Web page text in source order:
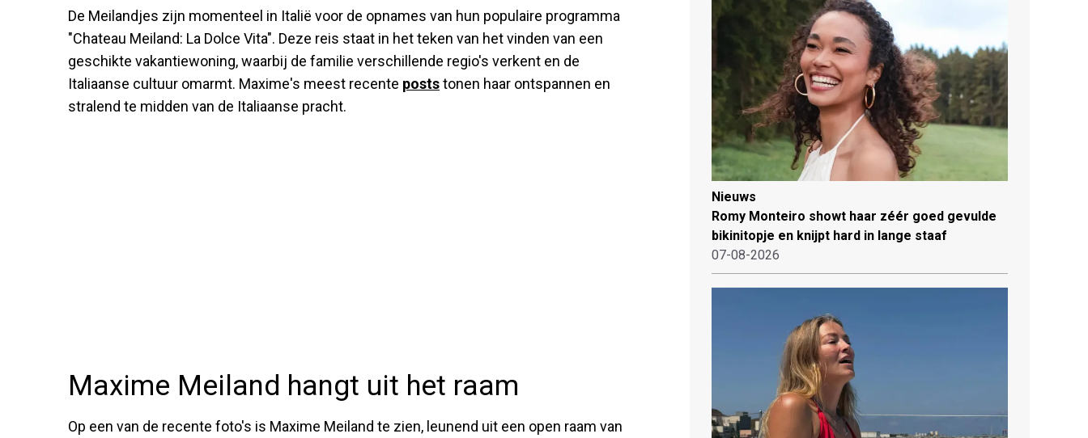
De Meilandjes zijn momenteel in Italië voor de opnames van hun populaire programma
"Chateau Meiland: La Dolce Vita". Deze reis staat in het teken van het vinden van een
geschikte vakantiewoning, waarbij de familie verschillende regio's verkent en de
Italiaanse cultuur omarmt. Maxime's meest recente poststonen haar ontspannen en
stralend te midden van de Italiaanse pracht.
Maxime Meiland hangt uit het raam
Op een van de recente foto's is Maxime Meiland te zien, leunend uit een open raam van
Nieuws
Romy Monteiro showt haar zéér goed gevulde
bikinitopje en knijpt hard in lange staaf
07-08-2026